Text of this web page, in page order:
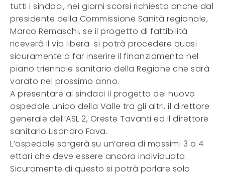
tutti i sindaci, nei giorni scorsi richiesta anche dal
presidente della Commissione Sanità regionale,
Marco Remaschi, se il progetto di fattibilità
riceverà il via libera si potrà procedere quasi
sicuramente a far inserire il finanziamento nel
piano triennale sanitario della Regione che sarà
varato nel prossimo anno.
A presentare ai sindaci il progetto del nuovo
ospedale unico della Valle tra gli altri, il direttore
generale dell’ASL 2, Oreste Tavanti ed il direttore
sanitario Lisandro Fava.
L’ospedale sorgerà su un’area di massimi 3 o 4
ettari che deve essere ancora individuata.
Sicuramente di questo si potrà parlare solo